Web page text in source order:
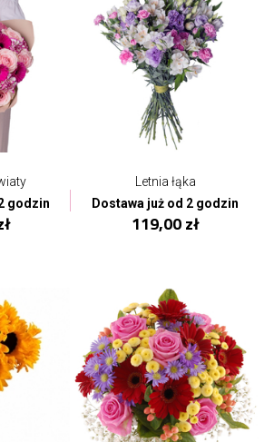
godzin
Letnia łąka
Dostawa już od 2 godzin
119,00 zł